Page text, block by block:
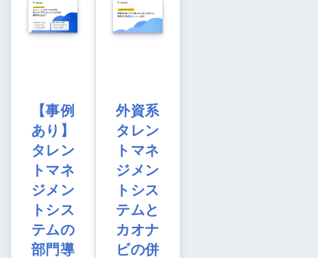
【事例
あり】
タレン
トマネ
ジメン
トシス
テムの
部門導
外資系
タレン
トマネ
ジメン
トシス
テムと
カオナ
ビの併